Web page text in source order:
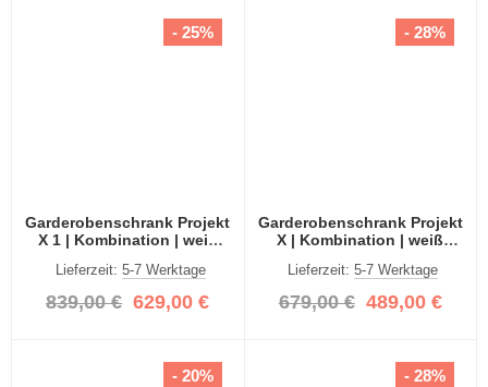
Garderobenschrank Projekt
X 1 | Kombination | weiß
teilig
Lieferzeit: 5-7 Werktage
839,00 € 629,00 €
- 25%
Garderobenschrank Projekt
X | Kombination | weiß
3-teilig
Lieferzeit:5-7 Werktage
679,00 € 489,00 €
- 28%
- 20% - 28%